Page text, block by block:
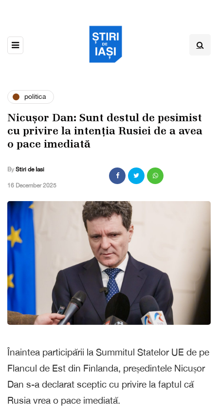
politica
Nicușor Dan: Sunt destul de pesimist
cu privire la intenția Rusiei de a avea
o pace imediată
By Stiri de Iasi
,16 December 2025
Înaintea participării la Summitul Statelor UE de pe
Flancul de Est din Finlanda, președintele Nicușor
Dan s-a declarat sceptic cu privire la faptul că
Rusia vrea o pace imediată.